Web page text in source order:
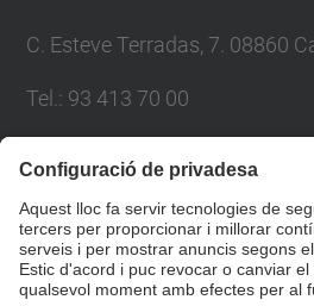
C. Esteve Terradas, 7. 08860
Tel.: 93 413 70 00
Llista Xarxes